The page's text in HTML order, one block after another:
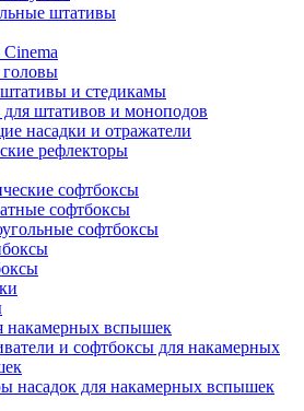
штативы
и стедикамы
для штативов и моноподов
насадки и отражатели
рефлекторы
софтбоксы
софтбоксы
софтбоксы
накамерных вспышек
и софтбоксы для накамерных
насадок для накамерных вспышек